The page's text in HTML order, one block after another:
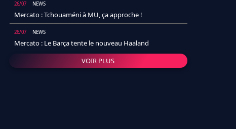
26/07 NEWS
Mercato : Tchouaméni à MU, ça approche !
26/07 NEWS
Mercato : Le Barça tente le nouveau Haaland
VOIR PLUS